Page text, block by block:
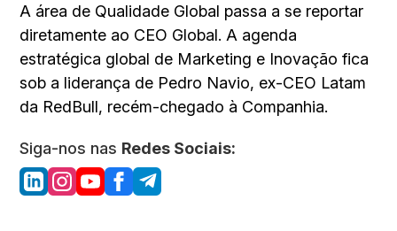
A área de Qualidade Global passa a se reportar
diretamente ao CEO Global. A agenda
estratégica global de Marketing e Inovação fica
sob a liderança de Pedro Navio, ex-CEO Latam
da RedBull, recém-chegado à Companhia.
Siga-nos nas Redes Sociais: